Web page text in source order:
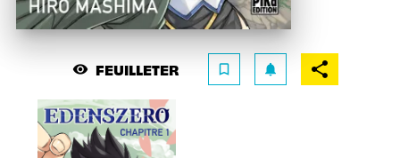
visibility FEUILLETER bookmark_border notifications